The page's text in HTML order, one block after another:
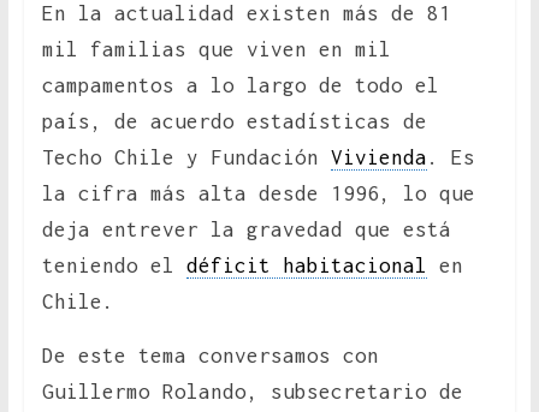
En la actualidad existen más de 81
mil familias que viven en mil
campamentos a lo largo de todo el
país, de acuerdo estadísticas de
Techo Chile y Fundación Vivienda . Es
la cifra más alta desde 1996, lo que
deja entrever la gravedad que está
teniendo el déficit habitacional en
Chile.
De este tema conversamos con
Guillermo Rolando, subsecretario de